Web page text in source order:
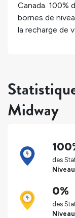
Canada. 100%
bornes de
la recharge de
Midway
des
0%
des